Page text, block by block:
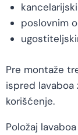
poslovnim
Pre montaže
ispred
korišćenje.
Položaj